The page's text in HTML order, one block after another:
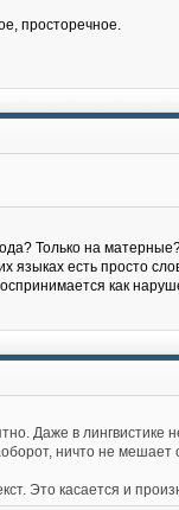
просторечное.
Только на
языках есть просто
как
Даже в
ничто не
Это касается и